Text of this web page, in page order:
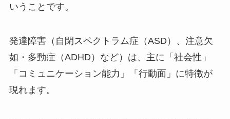
いうことです。
発達障害（自閉スペクトラム症（ASD）、注意欠
如・多動症（ADHD）など）は、主に「社会性」
「コミュニケーション能力」「行動面」に特徴が
現れます。